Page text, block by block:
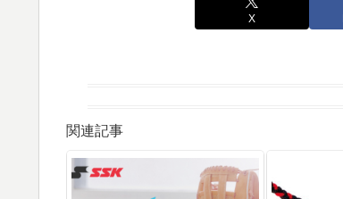
X
関連記事